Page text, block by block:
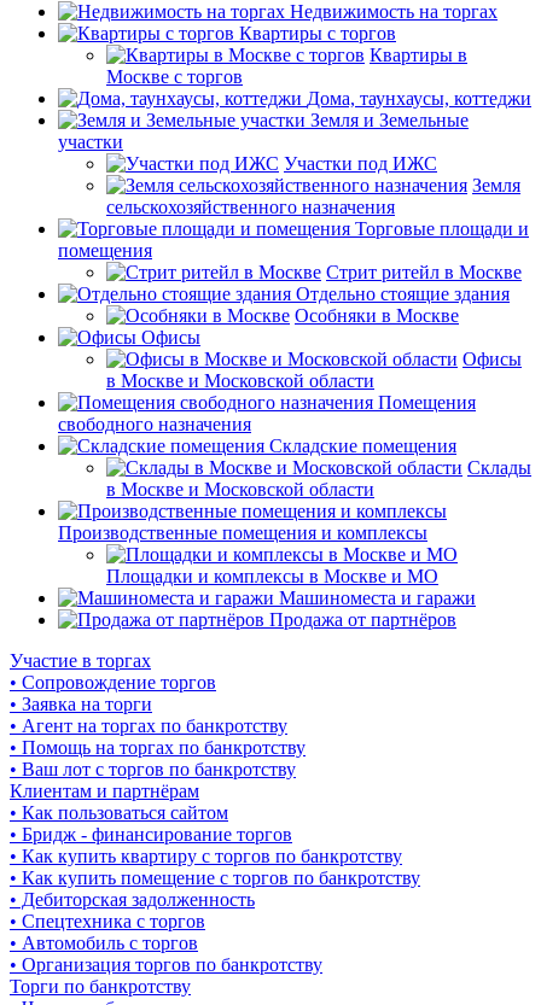
Недвижимость на торгах
Квартиры с торгов
Квартиры в
Москве с торгов
Дома, таунхаусы, коттеджи
Земля и Земельные
участки
Участки под ИЖС
Земля
сельскохозяйственного назначения
Торговые площади и
помещения
Стрит ритейл в Москве
Отдельно стоящие здания
Особняки в Москве
Офисы
Офисы
в Москве и Московской области
Помещения
свободного назначения
Складские помещения
Склады
в Москве и Московской области
Производственные помещения и комплексы
Площадки и комплексы в Москве и МО
Машиноместа и гаражи
Продажа от партнёров
Участие в торгах
• Сопровождение торгов
• Заявка на торги
• Агент на торгах по банкротству
• Помощь на торгах по банкротству
• Ваш лот с торгов по банкротству
Клиентам и партнёрам
• Как пользоваться сайтом
• Бридж - финансирование торгов
• Как купить квартиру с торгов по банкротству
• Как купить помещение с торгов по банкротству
• Дебиторская задолженность
• Спецтехника с торгов
• Автомобиль с торгов
• Организация торгов по банкротству
Торги по банкротству